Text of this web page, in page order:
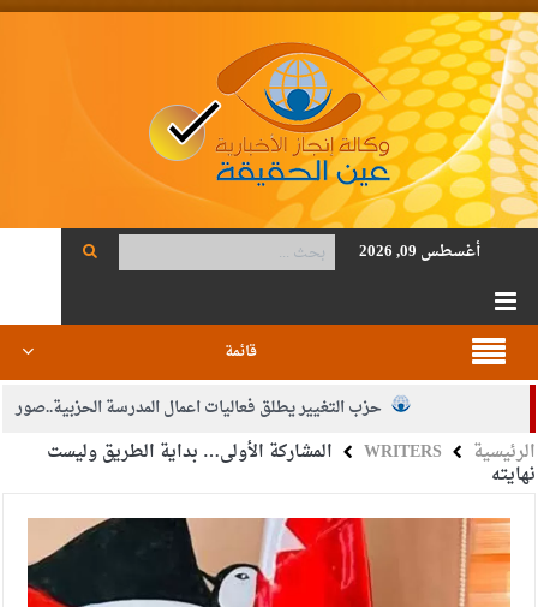
أغسطس 09, 2026
قائمة
حزب التغيير يطلق فعاليات اعمال المدرسة الحزبية..صور
الجيش يفتح باب التجنيد لحملة البكالوريوس في الحقوق والقانون
الإسلامية والمسيحية
الأمن يتلف 16 مليون حبة كبتاجون و1480 كغم مواد مخدرة
الرئيسية WRITERS المشاركة الأولى… بداية الطريق وليست
نهايته